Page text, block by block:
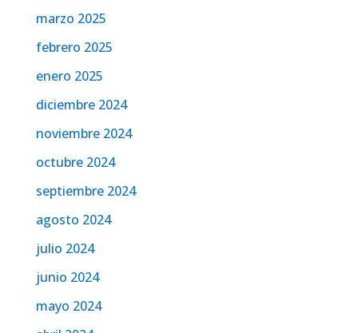
marzo 2025
febrero 2025
enero 2025
diciembre 2024
noviembre 2024
octubre 2024
septiembre 2024
agosto 2024
julio 2024
junio 2024
mayo 2024